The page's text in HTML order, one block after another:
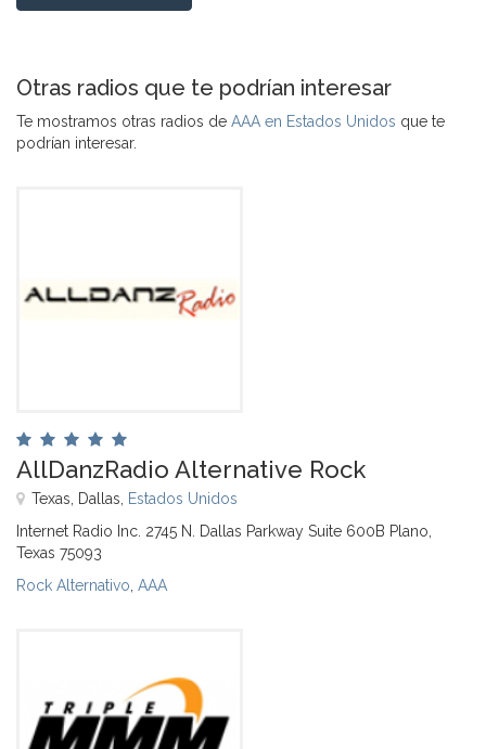
Otras radios que te podrían interesar
Te mostramos otras radios de AAA en Estados Unidos que te
podrían interesar.
AllDanzRadio Alternative Rock
Texas, Dallas, Estados Unidos
Internet Radio Inc. 2745 N. Dallas Parkway Suite 600B Plano,
Texas 75093
Rock Alternativo AAA